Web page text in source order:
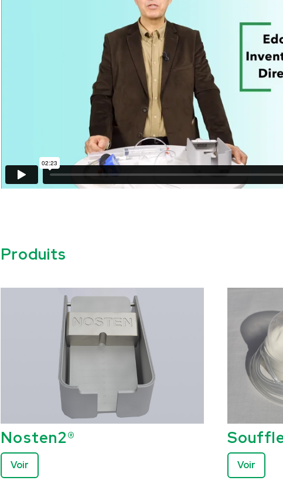
Produits
Nosten2®
Voir Voir